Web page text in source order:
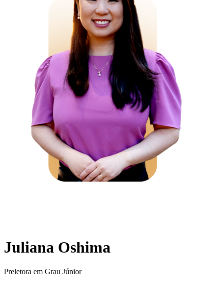
Juliana Oshima
Preletora em Grau Júnior